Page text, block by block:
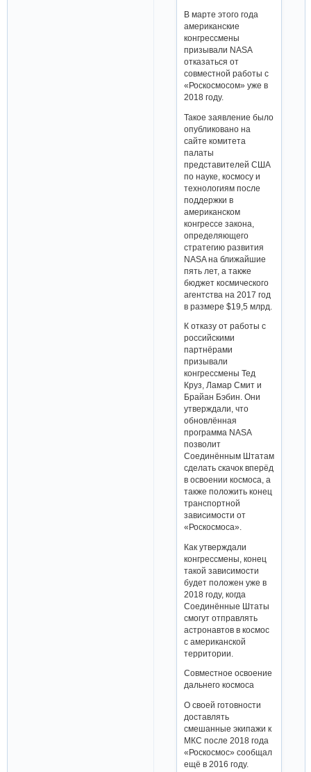
В марте этого года
американские
конгрессмены
призывали NASA
отказаться от
совместной работы с
«Роскосмосом» уже в
2018 году.
Такое заявление было
опубликовано на
сайте комитета
палаты
представителей США
по науке, космосу и
технологиям после
поддержки в
американском
конгрессе закона,
определяющего
стратегию развития
NASA на ближайшие
пять лет, а также
бюджет космического
агентства на 2017 год
в размере $19,5 млрд.
К отказу от работы с
российскими
партнёрами
призывали
конгрессмены Тед
Круз, Ламар Смит и
Брайан Бэбин. Они
утверждали, что
обновлённая
программа NASA
позволит
Соединённым Штатам
сделать скачок вперёд
в освоении космоса, а
также положить конец
транспортной
зависимости от
«Роскосмоса».
Как утверждали
конгрессмены, конец
такой зависимости
будет положен уже в
2018 году, когда
Соединённые Штаты
смогут отправлять
астронавтов в космос
с американской
территории.
Совместное освоение
дальнего космоса
О своей готовности
доставлять
смешанные экипажи к
МКС после 2018 года
«Роскосмос» сообщал
ещё в 2016 году.